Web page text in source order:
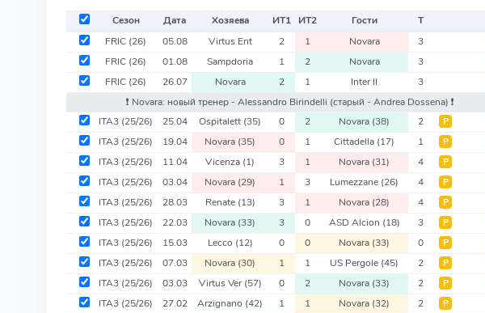
Сезон Дата Хозяева ИТ1 ИТ2 Гости Т
FRIC (26) 05.08 Virtus Ent 2 1 Novara 3
FRIC (26) 01.08 Sampdoria 1 2 Novara 3
FRIC (26) 26.07 Novara 2 1 Inter II 3
❗️ Novara: новый тренер - Alessandro Birindelli (старый - Andrea Dossena) ❗️
ITA3 (25/26) 25.04 Ospitalett (35) 0 2 Novara (38) 2 Р
ITA3 (25/26) 19.04 Novara (35) 0 1 Cittadella (17) 1 Р
ITA3 (25/26) 11.04 Vicenza (1) 3 1 Novara (31) 4 Р
ITA3 (25/26) 03.04 Novara (29) 1 3 Lumezzane (26) 4 Р
ITA3 (25/26) 28.03 Renate (13) 3 1 Novara (28) 4 Р
ITA3 (25/26) 22.03 Novara (33) 3 0 ASD Alcion (18) 3 Р
ITA3 (25/26) 15.03 Lecco (12) 0 0 Novara (33) 0 Р
ITA3 (25/26) 07.03 Novara (30) 1 1 US Pergole (45) 2 Р
ITA3 (25/26) 03.03 Virtus Ver(57) 0 2 Novara (33) 2 Р
ITA3 (25/26) 27.02 Arzignano (42) 1 1 Novara (32) 2 Р